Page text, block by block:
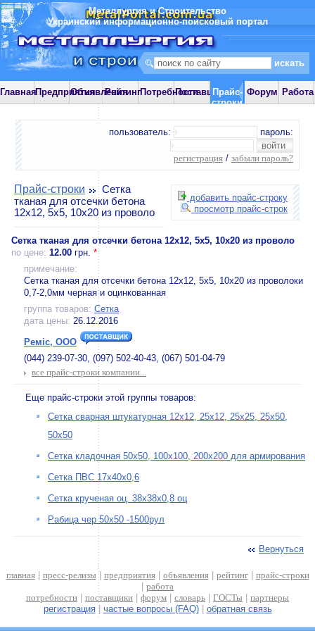
Металлургия и Строительство
Украинский информационно-поисковый портал
ГлавнаяПредприятияОбъявления
РейтингПотребностиПоставщики
Прайс-
строки
Форум Работа
пользователь: пароль:
регистрация / забыли пароль?
добавить прайс-строку
просмотр прайс-строк
Прайс-строки
Сетка
тканая для отсечки бетона
12х12, 5х5, 10х20 из проволо
Сетка тканая для отсечки бетона 12х12, 5х5, 10х20 из проволо
по цене: 12.00 грн. *
примечание:
Сетка тканая для отсечки бетона 12х12, 5х5, 10х20 из проволоки
0,7-2,0мм черная и оцинкованная
группа товаров: Сетка
дата цены: 26.12.2016
Реміс, ООО
(044) 239-07-30, (097) 502-40-43, (067) 501-04-79
все прайс-строки компании...
Еще прайс-строки этой группы товаров:
Сетка сварная штукатурная 12х12, 25х12, 25х25, 25х50,
50х50
Сетка кладочная 50х50, 100х100, 200х200 для армирования
Сетка ПВС 17х40х0,6
Сетка крученая оц. 38х38х0,8 оц
Рабица чер 50х50 -1500рул
Вернуться
главная| пресс-релизы | предприятия| объявления| рейтинг| прайс-строки
работа
потребности
поставщики форум словарь ГОСТы
партнеры
регистрация| частые вопросы (FAQ)| обратная связь